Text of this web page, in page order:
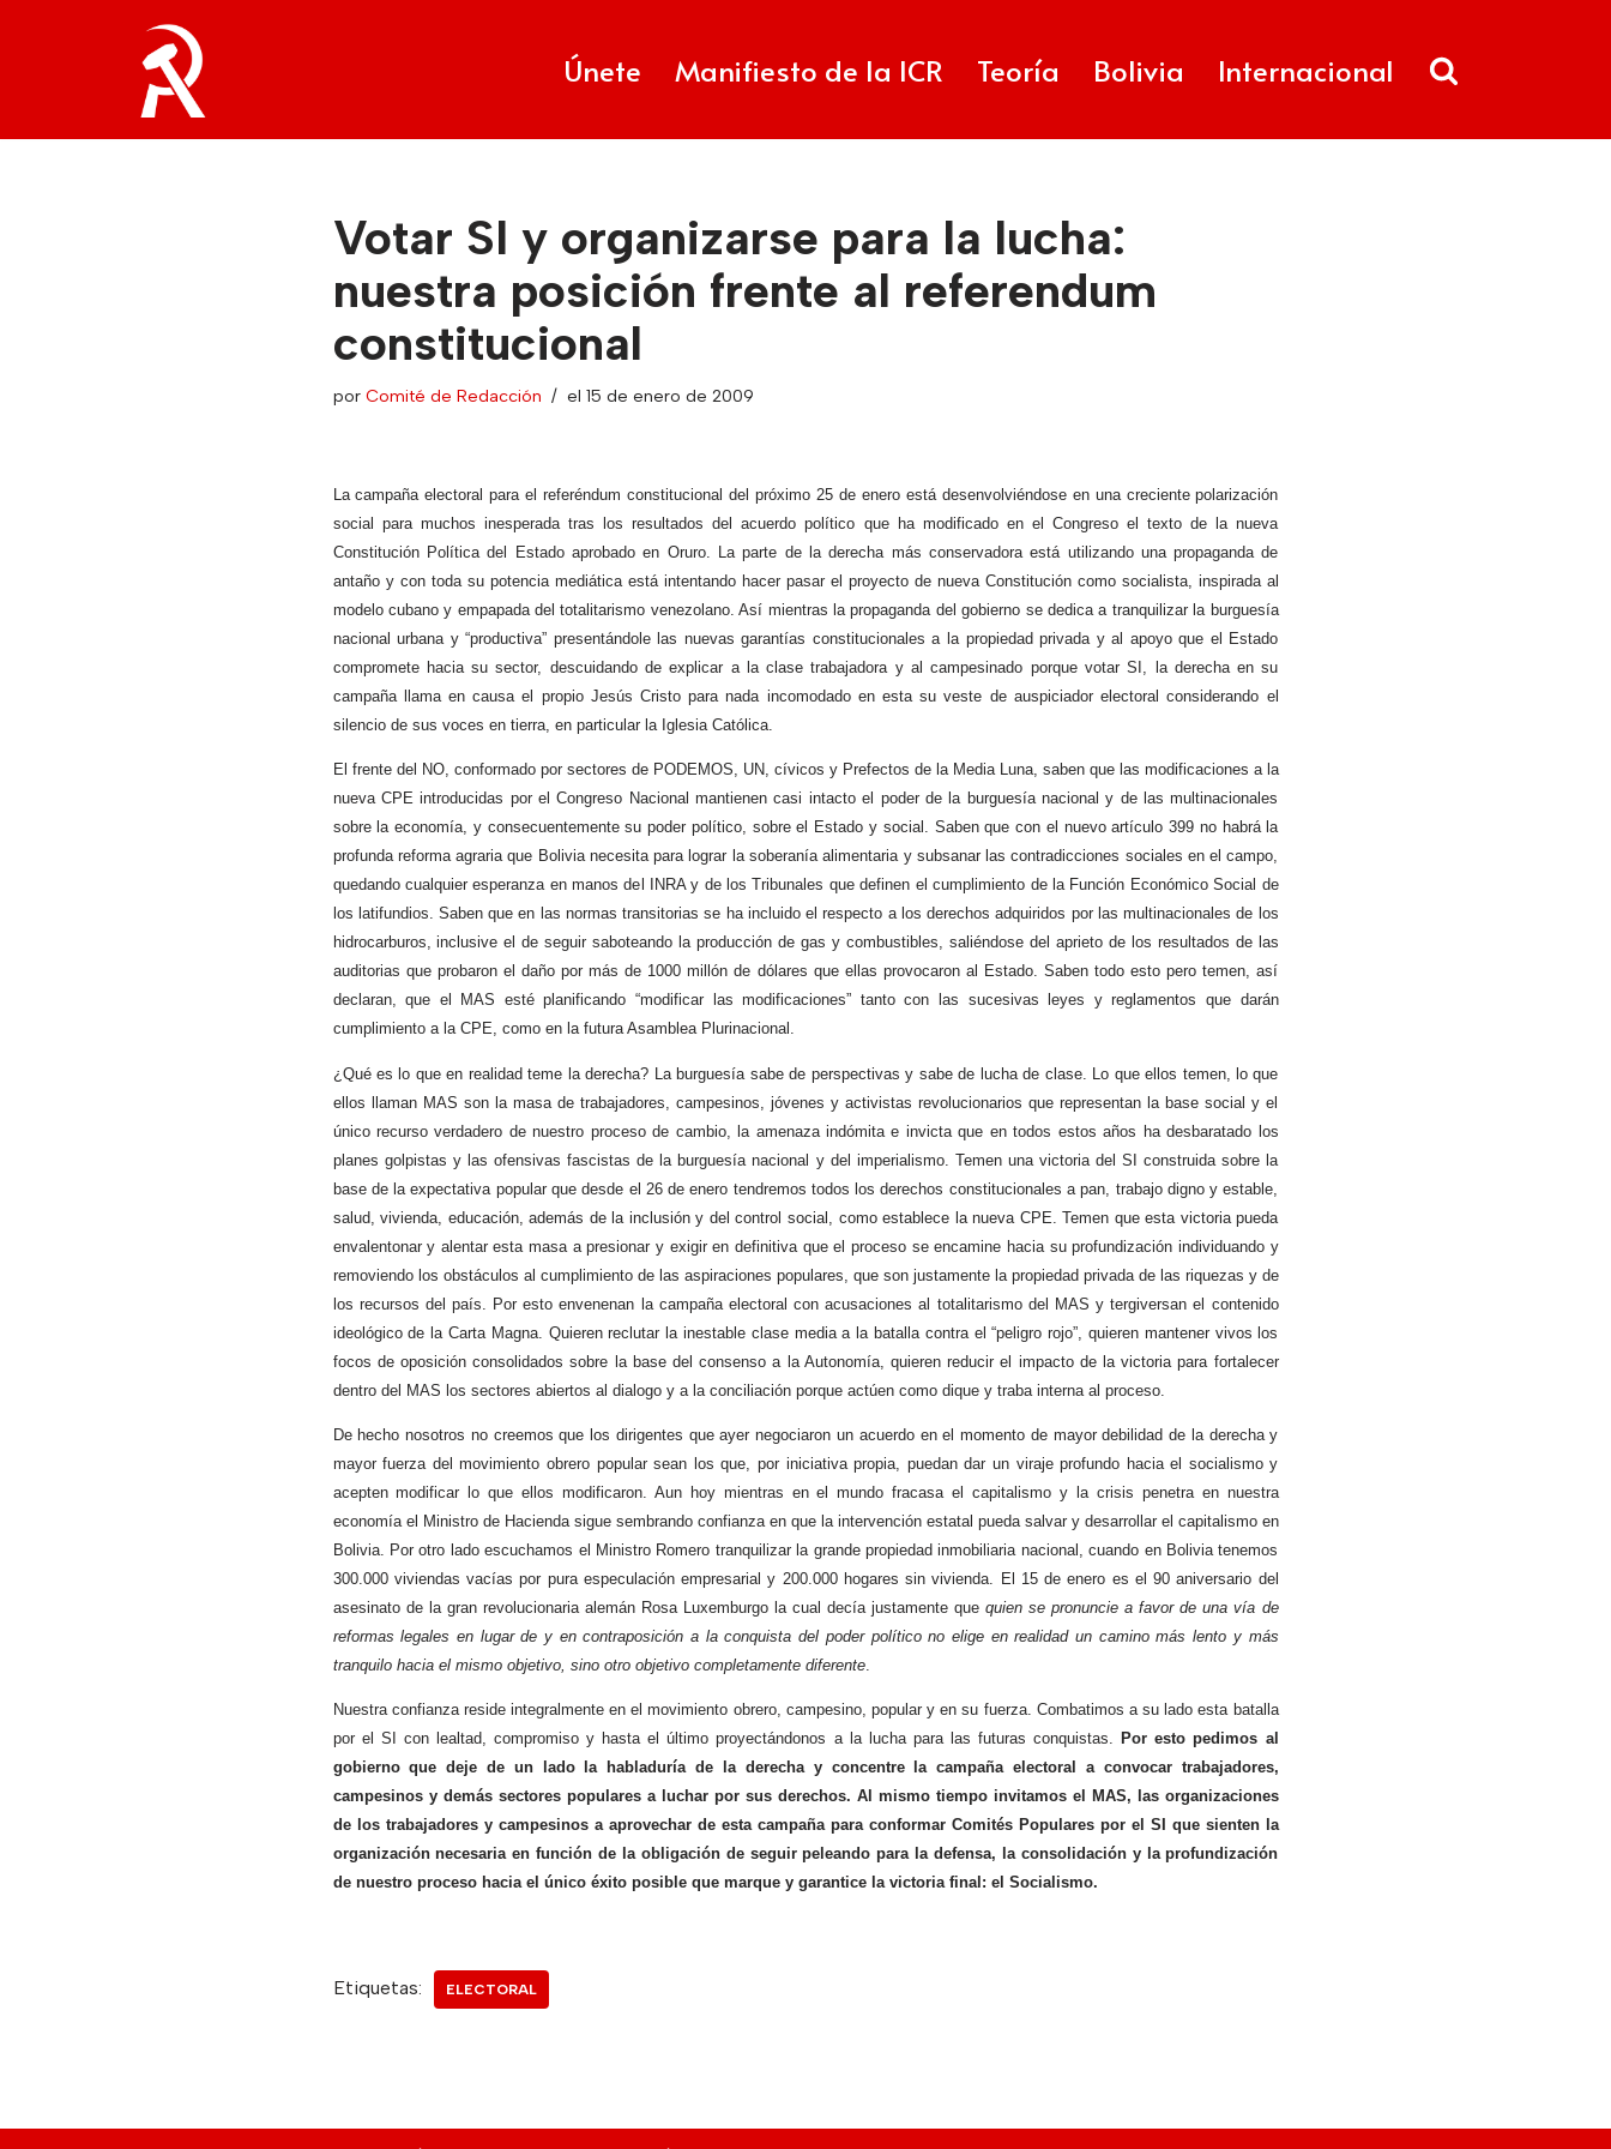
Únete Manifiesto de la ICR Teoría Bolivia Internacional
Votar SI y organizarse para la lucha:
nuestra posición frente al referendum
constitucional
por Comité de Redacción el 15 de enero de 2009
La campaña electoral para el referéndum constitucional del próximo 25 de enero está desenvolviéndose en una creciente polarización
social para muchos inesperada tras los resultados del acuerdo político que ha modificado en el Congreso el texto de la nueva
Constitución Política del Estado aprobado en Oruro. La parte de la derecha más conservadora está utilizando una propaganda de
antaño y con toda su potencia mediática está intentando hacer pasar el proyecto de nueva Constitución como socialista, inspirada al
modelo cubano y empapada del totalitarismo venezolano. Así mientras la propaganda del gobierno se dedica a tranquilizar la burguesía
nacional urbana y “productiva” presentándole las nuevas garantías constitucionales a la propiedad privada y al apoyo que el Estado
compromete hacia su sector, descuidando de explicar a la clase trabajadora y al campesinado porque votar SI, la derecha en su
campaña llama en causa el propio Jesús Cristo para nada incomodado en esta su veste de auspiciador electoral considerando el
silencio de sus voces en tierra, en particular la Iglesia Católica.
El frente del NO, conformado por sectores de PODEMOS, UN, cívicos y Prefectos de la Media Luna, saben que las modificaciones a la
nueva CPE introducidas por el Congreso Nacional mantienen casi intacto el poder de la burguesía nacional y de las multinacionales
sobre la economía, y consecuentemente su poder político, sobre el Estado y social. Saben que con el nuevo artículo 399 no habrá la
profunda reforma agraria que Bolivia necesita para lograr la soberanía alimentaria y subsanar las contradicciones sociales en el campo,
quedando cualquier esperanza en manos del INRA y de los Tribunales que definen el cumplimiento de la Función Económico Social de
los latifundios. Saben que en las normas transitorias se ha incluido el respecto a los derechos adquiridos por las multinacionales de los
hidrocarburos, inclusive el de seguir saboteando la producción de gas y combustibles, saliéndose del aprieto de los resultados de las
auditorias que probaron el daño por más de 1000 millón de dólares que ellas provocaron al Estado. Saben todo esto pero temen, así
declaran, que el MAS esté planificando “modificar las modificaciones” tanto con las sucesivas leyes y reglamentos que darán
cumplimiento a la CPE, como en la futura Asamblea Plurinacional.
¿Qué es lo que en realidad teme la derecha? La burguesía sabe de perspectivas y sabe de lucha de clase. Lo que ellos temen, lo que
ellos llaman MAS son la masa de trabajadores, campesinos, jóvenes y activistas revolucionarios que representan la base social y el
único recurso verdadero de nuestro proceso de cambio, la amenaza indómita e invicta que en todos estos años ha desbaratado los
planes golpistas y las ofensivas fascistas de la burguesía nacional y del imperialismo. Temen una victoria del SI construida sobre la
base de la expectativa popular que desde el 26 de enero tendremos todos los derechos constitucionales a pan, trabajo digno y estable,
salud, vivienda, educación, además de la inclusión y del control social, como establece la nueva CPE. Temen que esta victoria pueda
envalentonar y alentar esta masa a presionar y exigir en definitiva que el proceso se encamine hacia su profundización individuando y
removiendo los obstáculos al cumplimiento de las aspiraciones populares, que son justamente la propiedad privada de las riquezas y de
los recursos del país. Por esto envenenan la campaña electoral con acusaciones al totalitarismo del MAS y tergiversan el contenido
ideológico de la Carta Magna. Quieren reclutar la inestable clase media a la batalla contra el “peligro rojo”, quieren mantener vivos los
focos de oposición consolidados sobre la base del consenso a la Autonomía, quieren reducir el impacto de la victoria para fortalecer
dentro del MAS los sectores abiertos al dialogo y a la conciliación porque actúen como dique y traba interna al proceso.
De hecho nosotros no creemos que los dirigentes que ayer negociaron un acuerdo en el momento de mayor debilidad de la derecha y
mayor fuerza del movimiento obrero popular sean los que, por iniciativa propia, puedan dar un viraje profundo hacia el socialismo y
acepten modificar lo que ellos modificaron. Aun hoy mientras en el mundo fracasa el capitalismo y la crisis penetra en nuestra
economía el Ministro de Hacienda sigue sembrando confianza en que la intervención estatal pueda salvar y desarrollar el capitalismo en
Bolivia. Por otro lado escuchamos el Ministro Romero tranquilizar la grande propiedad inmobiliaria nacional, cuando en Bolivia tenemos
300.000 viviendas vacías por pura especulación empresarial y 200.000 hogares sin vivienda. El 15 de enero es el 90 aniversario del
asesinato de la gran revolucionaria alemán Rosa Luxemburgo la cual decía justamente quequien se pronuncie a favor de una vía de
reformas legales en lugar de y en contraposición a la conquista del poder político no elige en realidad un camino más lento y más
tranquilo hacia el mismo objetivo, sino otro objetivo completamente diferente.
Nuestra confianza reside integralmente en el movimiento obrero, campesino, popular y en su fuerza. Combatimos a su lado esta batalla
por el SI con lealtad, compromiso y hasta el último proyectándonos a la lucha para las futuras conquistas. Por esto pedimos al
gobierno que deje de un lado la habladuría de la derecha y concentre la campaña electoral a convocar trabajadores,
campesinos y demás sectores populares a luchar por sus derechos. Al mismo tiempo invitamos el MAS, las organizaciones
de los trabajadores y campesinos a aprovechar de esta campaña para conformar Comités Populares por el SI que sienten la
organización necesaria en función de la obligación de seguir peleando para la defensa, la consolidación y la profundización
de nuestro proceso hacia el único éxito posible que marque y garantice la victoria final: el Socialismo.
Etiquetas: ELECTORAL